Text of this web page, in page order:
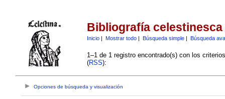
Bibliografía celestinesca
Inicio| Mostrar todo| Búsqueda simple| Búsqueda
1–1 de 1 registro encontrado(s) con los
(RSS):
Opciones de búsqueda y visualización